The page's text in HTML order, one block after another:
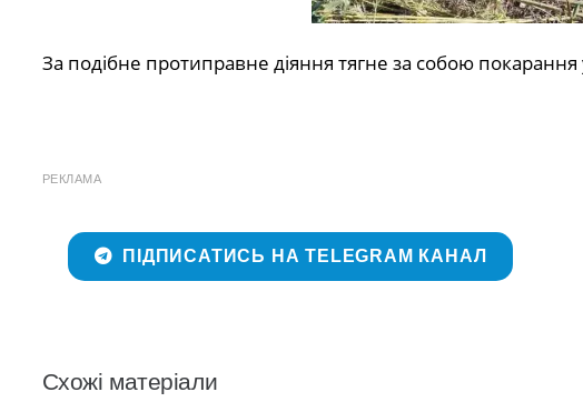
За подібне протиправне діяння тягне за собою
РЕКЛАМА
ПІДПИСАТИСЬ НА TELEGRAM КАНАЛ
Схожі матеріали